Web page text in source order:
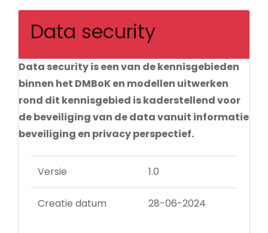
Data security
Data security is een van de kennisgebieden
binnen het DMBoK en modellen uitwerken
rond dit kennisgebied is kaderstellend voor
de beveiliging van de data vanuit informatie
beveiliging en privacy perspectief.
Versie 1.0
Creatie datum 28-06-2024